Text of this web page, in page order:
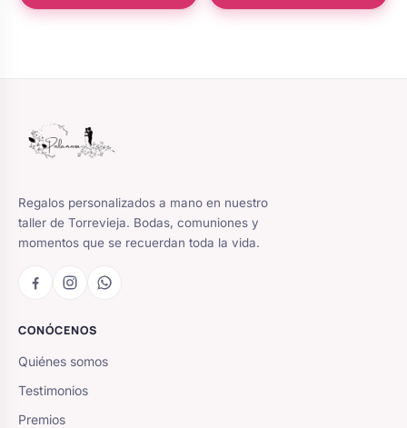
Regalos personalizados a mano en nuestro
taller de Torrevieja. Bodas, comuniones y
momentos que se recuerdan toda la vida.
CONÓCENOS
Quiénes somos
Testimonios
Premios